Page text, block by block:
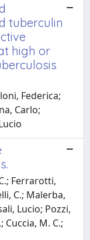
tuberculin
high or
Federica;
Carlo;
Ferrarotti,
C.; Malerba,
Lucio; Pozzi,
Cuccia, M. C.;